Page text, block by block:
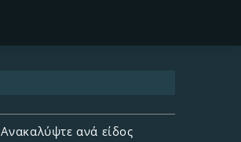
Ανακαλύψτε ανά είδος